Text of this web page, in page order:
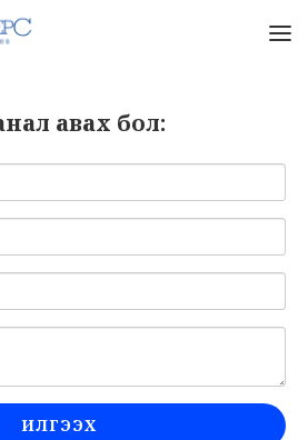
авах бол:
ИЛГЭЭХ